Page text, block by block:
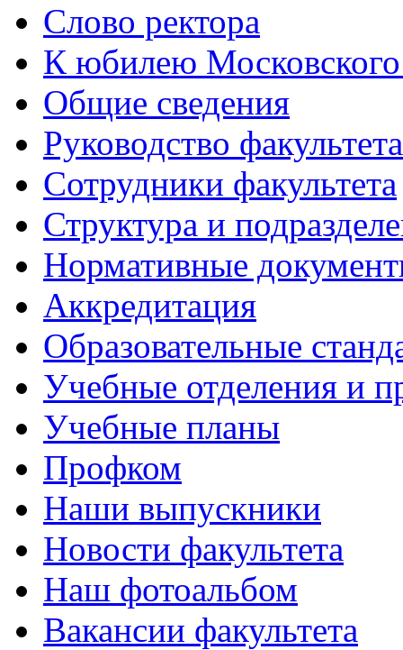
Слово ректора
К юбилею Московского
Общие сведения
Руководство факультета
Сотрудники факультета
Структура и
Нормативные
Аккредитация
Образовательные
Учебные отделения и
Учебные планы
Профком
Наши выпускники
Новости факультета
Наш фотоальбом
Вакансии факультета